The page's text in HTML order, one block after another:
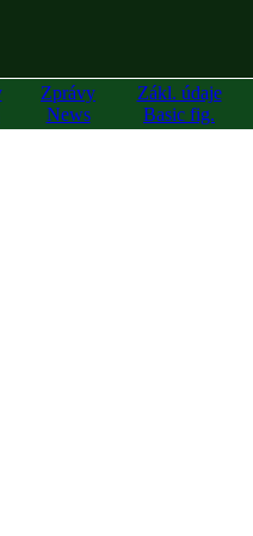
Zprávy
News
Zákl. údaje
Basic fig.